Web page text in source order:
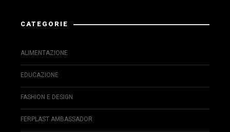
CATEGORIE
ALIMENTAZIONE
EDUCAZIONE
FASHION E DESIGN
FERPLAST AMBASSADOR